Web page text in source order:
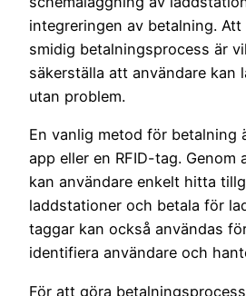
integreringen av betalning.
smidig betalningsprocess är
säkerställa att användare kan
utan problem.
En vanlig metod för betalning
app eller en RFID-tag. Genom
kan användare enkelt hitta
laddstationer och betala för
taggar kan också användas
identifiera användare och
För att göra